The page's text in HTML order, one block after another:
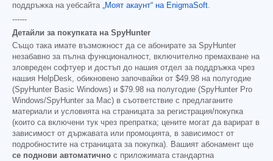
поддръжка на уебсайта „Моят акаунт“ на EnigmaSoft.
------
Детайли за покупката на SpyHunter
Също така имате възможност да се абонирате за SpyHunter
незабавно за пълна функционалност, включително премахване на
зловреден софтуер и достъп до нашия отдел за поддръжка чрез
нашия HelpDesk, обикновено започвайки от $49.98 на полугодие
(SpyHunter Basic Windows) и $79.98 на полугодие (SpyHunter Pro
Windows/SpyHunter за Mac) в съответствие с предлаганите
материали и условията на страницата за регистрация/покупка
(които са включени тук чрез препратка; цените могат да варират в
зависимост от държавата или промоцията, в зависимост от
подробностите на страницата за покупка). Вашият абонамент ще
се поднови автоматично с приложимата стандартна